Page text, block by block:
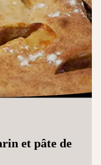
et pâte de